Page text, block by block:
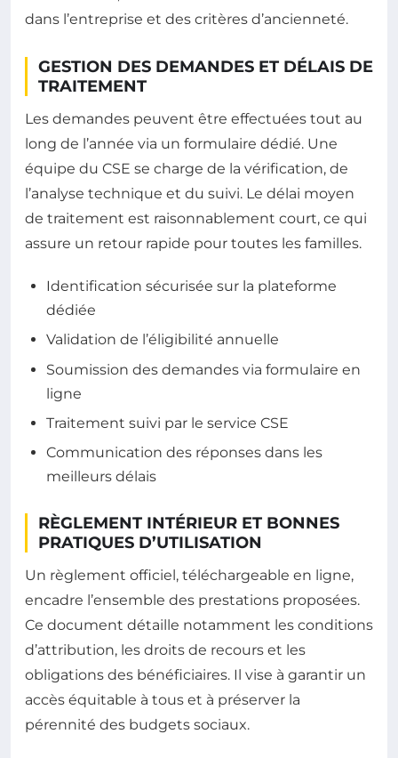
dans l’entreprise et des critères d’ancienneté.
GESTION DES DEMANDES ET DÉLAIS DE
TRAITEMENT
Les demandes peuvent être effectuées tout au
long de l’année via un formulaire dédié. Une
équipe du CSE se charge de la vérification, de
l’analyse technique et du suivi. Le délai moyen
de traitement est raisonnablement court, ce qui
assure un retour rapide pour toutes les familles.
Identification sécurisée sur la plateforme
dédiée
Validation de l’éligibilité annuelle
Soumission des demandes via formulaire en
ligne
Traitement suivi par le service CSE
Communication des réponses dans les
meilleurs délais
RÈGLEMENT INTÉRIEUR ET BONNES
PRATIQUES D’UTILISATION
Un règlement officiel, téléchargeable en ligne,
encadre l’ensemble des prestations proposées.
Ce document détaille notamment les conditions
d’attribution, les droits de recours et les
obligations des bénéficiaires. Il vise à garantir un
accès équitable à tous et à préserver la
pérennité des budgets sociaux.